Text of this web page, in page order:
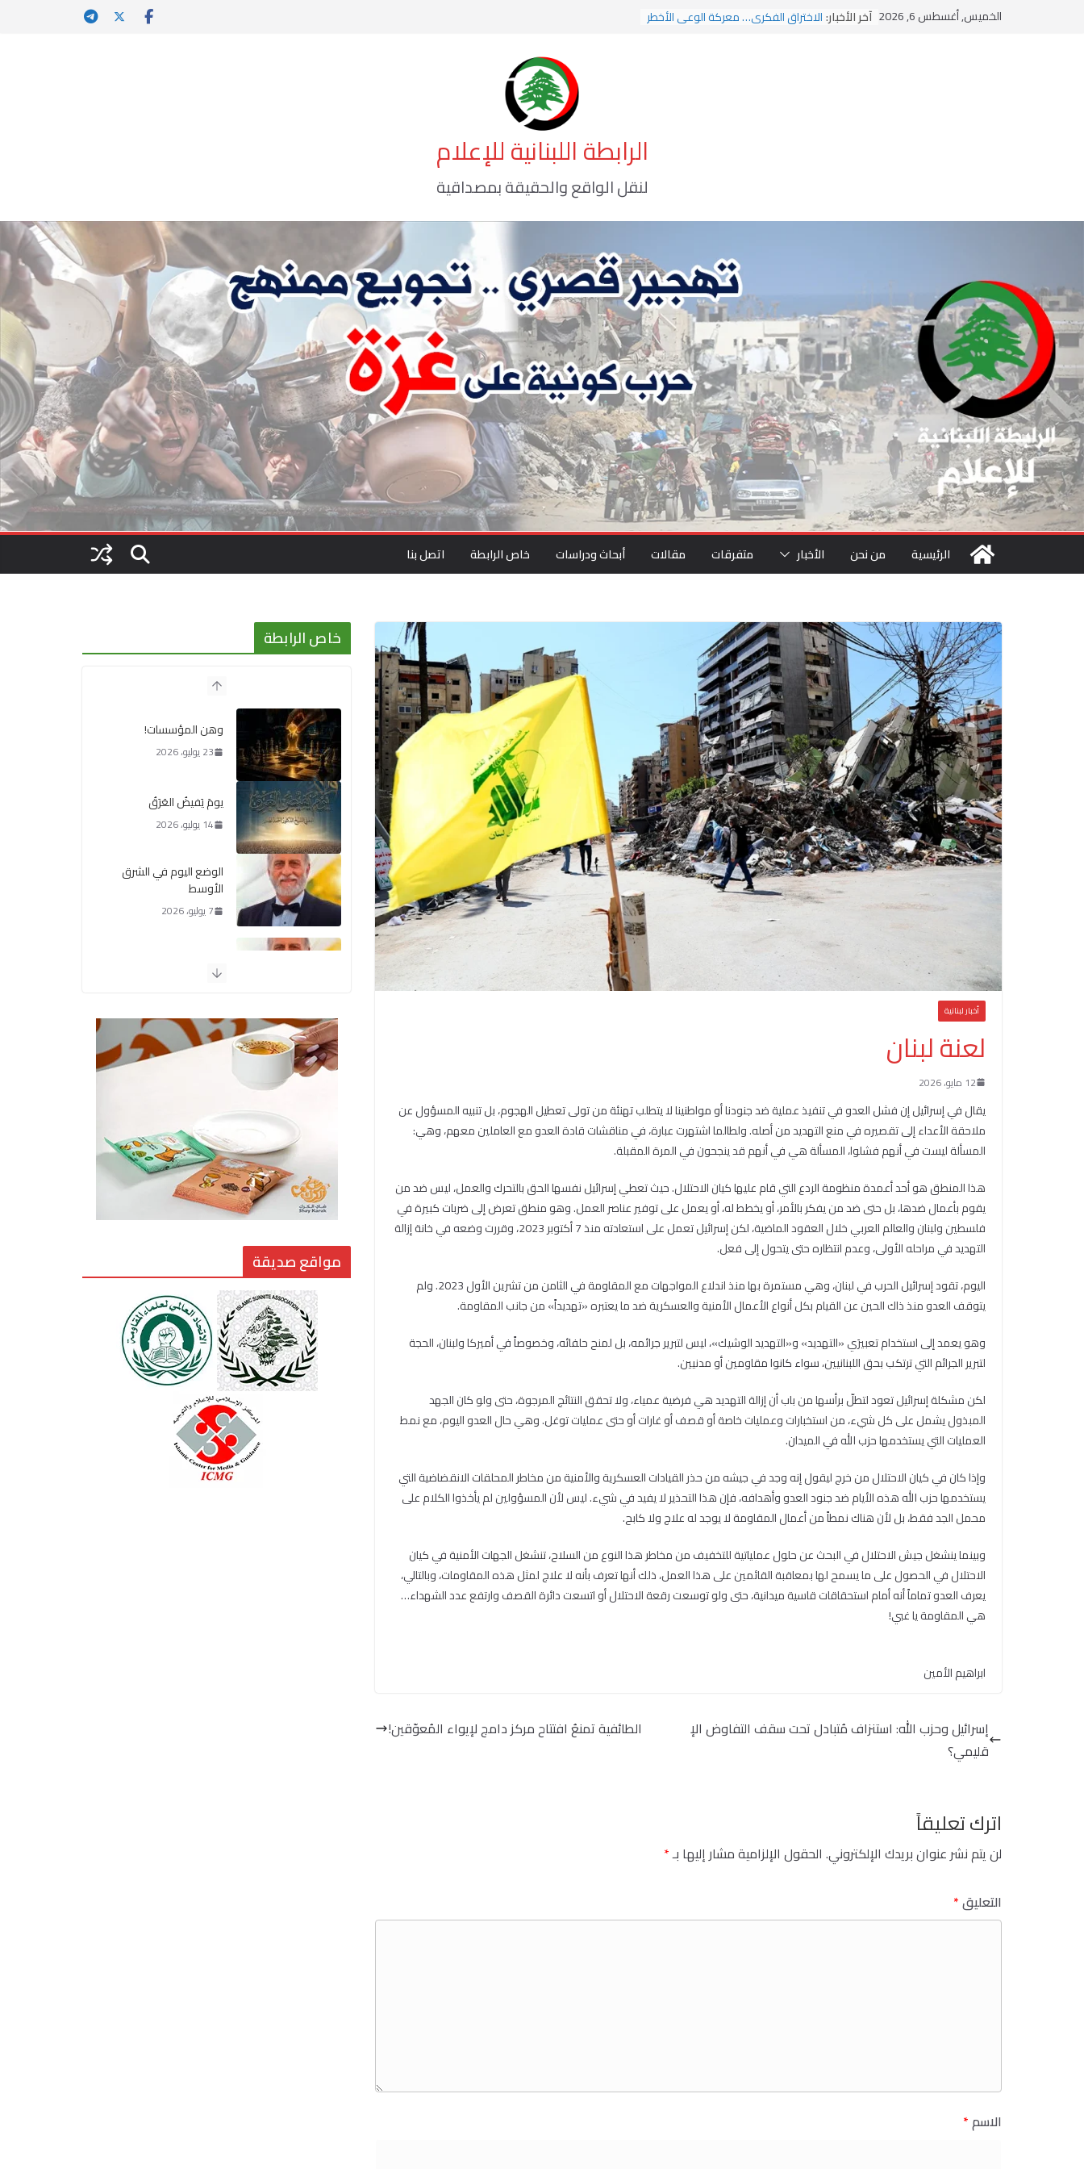
الخميس, أغسطس 6, 2026 آخر الأخبار:الاختراق الفكري… معركة الوعي الأخطر
الرابطة اللبنانية للإعلام
لنقل الواقع والحقيقة بمصداقية
الرئيسية من نحن الأخبار متفرقات مقالات أبحاث ودراسات خاص الرابطة اتصل بنا
أخبار لبنانية
لعنة لبنان
12 مايو، 2026
يقال في إسرائيل إن فشل العدو في تنفيذ عملية ضد جنودنا أو مواطنينا لا يتطلب تهنئة من تولى تعطيل الهجوم، بل تنبيه المسؤول عن
ملاحقة الأعداء إلى تقصيره في منع التهديد من أصله. ولطالما اشتهرت عبارة، في مناقشات قادة العدو مع العاملين معهم، وهي:
المسألة ليست في أنهم فشلوا، المسألة هي في أنهم قد ينجحون في المرة المقبلة.
هذا المنطق هو أحد أعمدة منظومة الردع التي قام عليها كيان الاحتلال. حيث تعطي إسرائيل نفسها الحق بالتحرك والعمل، ليس ضد من
يقوم بأعمال ضدها، بل حتى ضد من يفكر بالأمر، أو يخطط له، أو يعمل على توفير عناصر العمل. وهو منطق تعرض إلى ضربات كبيرة في
فلسطين ولبنان والعالم العربي خلال العقود الماضية، لكن إسرائيل تعمل على استعادته منذ 7 أكتوبر 2023، وقررت وضعه في خانة إزالة
التهديد في مراحله الأولى، وعدم انتظاره حتى يتحول إلى فعل.
اليوم، تقود إسرائيل الحرب في لبنان، وهي مستمرة بها منذ اندلاع المواجهات مع المقاومة في الثامن من تشرين الأول 2023. ولم
يتوقف العدو منذ ذاك الحين عن القيام بكل أنواع الأعمال الأمنية والعسكرية ضد ما يعتبره «تهديداً» من جانب المقاومة.
وهو يعمد إلى استخدام تعبيرَي «التهديد» و«التهديد الوشيك»، ليس لتبرير جرائمه، بل لمنح حلفائه، وخصوصاً في أميركا ولبنان، الحجة
لتبرير الجرائم التي ترتكب بحق اللبنانيين، سواء كانوا مقاومين أو مدنيين.
لكن مشكلة إسرائيل تعود لتطلّ برأسها من باب أن إزالة التهديد هي فرضية عمياء، ولا تحقق النتائج المرجوة، حتى ولو كان الجهد
المبذول يشمل على كل شيء، من استخبارات وعمليات خاصة أو قصف أو غارات أو حتى عمليات توغل. وهي حال العدو اليوم، مع نمط
العمليات التي يستخدمها حزب الله في الميدان.
وإذا كان في كيان الاحتلال من خرج ليقول إنه وجد في جيشه من حذر القيادات العسكرية والأمنية من مخاطر المحلقات الانقضاضية التي
يستخدمها حزب الله هذه الأيام ضد جنود العدو وأهدافه، فإن هذا التحذير لا يفيد في شيء. ليس لأن المسؤولين لم يأخذوا الكلام على
محمل الجد فقط، بل لأن هناك نمطاً من أعمال المقاومة لا يوجد له علاج ولا كابح.
وبينما ينشغل جيش الاحتلال في البحث عن حلول عملياتية للتخفيف من مخاطر هذا النوع من السلاح، تنشغل الجهات الأمنية في كيان
الاحتلال في الحصول على ما يسمح لها بمعاقبة القائمين على هذا العمل، ذلك أنها تعرف بأنه لا علاج لمثل هذه المقاومات، وبالتالي،
يعرف العدو تماماً أنه أمام استحقاقات قاسية ميدانية، حتى ولو توسعت رقعة الاحتلال أو اتسعت دائرة القصف وارتفع عدد الشهداء…
هي المقاومة يا غبي!
ابراهيم الأمين
إسرائيل وحزب الله: استنزاف مُتبادل تحت سقف التفاوض الإ
قليمي؟
الطائفية تمنعُ افتتاح مركز دامج لإيواء المُعوّقين!
اترك تعليقاً
لن يتم نشر عنوان بريدك الإلكتروني. الحقول الإلزامية مشار إليها بـ*
التعليق*
الاسم*
خاص الرابطة
وهن المؤسسات!
23 يوليو، 2026
يومَ يَفيضُ العَرَقُ
14 يوليو، 2026
الوضع اليوم في الشرق
الأوسط
7 يوليو، 2026
المطلوب اليوم
البديل
الوعي الأخطر
24 يوليو، 2026
مواقع صديقة